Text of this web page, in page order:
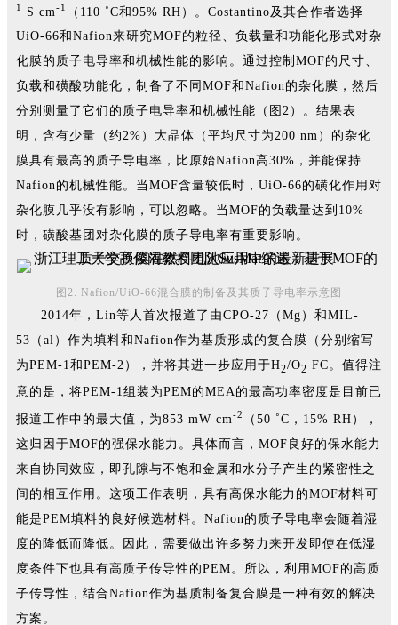
1 S cm-1
（110 ˚C和95% RH）。Costantino及其合作者选择
UiO-66和Nafion来研究MOF的粒径、负载量和功能化形式对杂
化膜的质子电导率和机械性能的影响。通过控制MOF的尺寸、
负载和磺酸功能化，制备了不同MOF和Nafion的杂化膜，然后
分别测量了它们的质子电导率和机械性能（图2）。结果表
明，含有少量（约2%）大晶体（平均尺寸为200 nm）的杂化
膜具有最高的质子导电率，比原始Nafion高30%，并能保持
Nafion的机械性能。当MOF含量较低时，UiO-66的磺化作用对
杂化膜几乎没有影响，可以忽略。当MOF的负载量达到10%
时，磺酸基团对杂化膜的质子导电率有重要影响。
图2. Nafion/UiO-66混合膜的制备及其质子导电率示意图
2014年，Lin等人首次报道了由CPO-27（Mg）和MIL-
53（al）作为填料和Nafion作为基质形成的复合膜（分别缩写
为PEM-1和PEM-2），并将其进一步应用于H2/O2 FC。值得注
意的是，将PEM-1组装为PEM的MEA的最高功率密度是目前已
报道工作中的最大值，为853 mW cm-2
（50 ˚C，15% RH），
这归因于MOF的强保水能力。具体而言，MOF良好的保水能力
来自协同效应，即孔隙与不饱和金属和水分子产生的紧密性之
间的相互作用。这项工作表明，具有高保水能力的MOF材料可
能是PEM填料的良好候选材料。Nafion的质子导电率会随着湿
度的降低而降低。因此，需要做出许多努力来开发即使在低湿
度条件下也具有高质子传导性的PEM。所以，利用MOF的高质
子传导性，结合Nafion作为基质制备复合膜是一种有效的解决
方案。